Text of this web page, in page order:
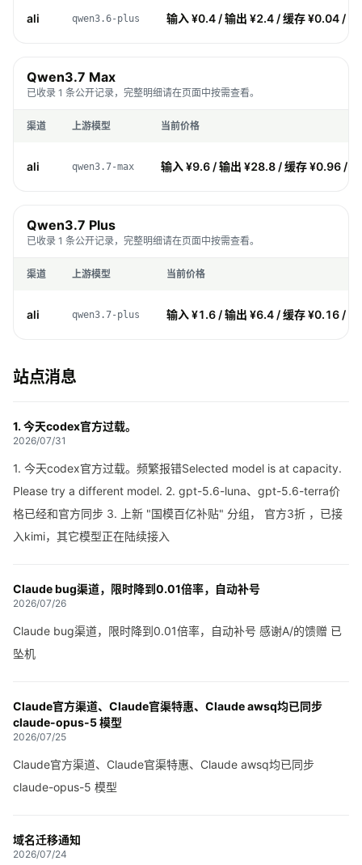
ali qwen3.6-plus 输入 ¥0.4 / 输出 ¥2.4 / 缓存 ¥0.04 /
Qwen3.7 Max
已收录 1 条公开记录，完整明细请在页面中按需查看。
渠道 上游模型 当前价格
ali qwen3.7-max 输入 ¥9.6 / 输出 ¥28.8 / 缓存 ¥0.96 /
Qwen3.7 Plus
已收录 1 条公开记录，完整明细请在页面中按需查看。
渠道 上游模型 当前价格
ali qwen3.7-plus 输入 ¥1.6 / 输出 ¥6.4 / 缓存 ¥0.16 /
站点消息
1. 今天codex官方过载。
2026/07/31
1. 今天codex官方过载。频繁报错Selected model is at capacity.
Please try a different model. 2. gpt-5.6-luna、gpt-5.6-terra价
格已经和官方同步 3. 上新 "国模百亿补贴" 分组， 官方3折 ，已接
入kimi，其它模型正在陆续接入
Claude bug渠道，限时降到0.01倍率，自动补号
2026/07/26
Claude bug渠道，限时降到0.01倍率，自动补号 感谢A/的馈赠 已
坠机
Claude官方渠道、Claude官渠特惠、Claude awsq均已同步
claude-opus-5 模型
2026/07/25
Claude官方渠道、Claude官渠特惠、Claude awsq均已同步
claude-opus-5 模型
域名迁移通知
2026/07/24